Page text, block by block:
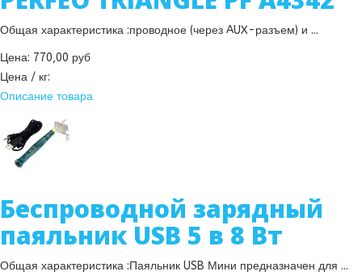
Общая характеристика :проводное (через AUX-разъем) и ...
Цена: 770,00 руб
Цена / кг:
Описание товара
Беспроводной зарядный
паяльник USB 5 в 8 Вт
Общая характеристика :Паяльник USB Мини предназначен для ...